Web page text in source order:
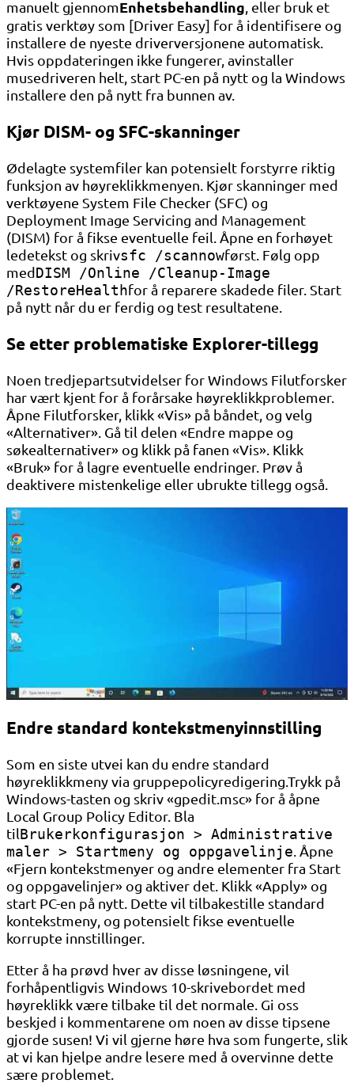
manuelt gjennomEnhetsbehandling , eller bruk et
gratis verktøy som [Driver Easy] for å identifisere og
installere de nyeste driverversjonene automatisk.
Hvis oppdateringen ikke fungerer, avinstaller
musedriveren helt, start PC-en på nytt og la Windows
installere den på nytt fra bunnen av.
Kjør DISM- og SFC-skanninger
Ødelagte systemfiler kan potensielt forstyrre riktig
funksjon av høyreklikkmenyen. Kjør skanninger med
verktøyene System File Checker (SFC) og
Deployment Image Servicing and Management
(DISM) for å fikse eventuelle feil. Åpne en forhøyet
ledetekst og skrivsfc /scannowførst. Følg opp
medDISM /Online /Cleanup-Image
/RestoreHealthfor å reparere skadede filer. Start
på nytt når du er ferdig og test resultatene.
Se etter problematiske Explorer-tillegg
Noen tredjepartsutvidelser for Windows Filutforsker
har vært kjent for å forårsake høyreklikkproblemer.
Åpne Filutforsker, klikk «Vis» på båndet, og velg
«Alternativer». Gå til delen «Endre mappe og
søkealternativer» og klikk på fanen «Vis». Klikk
«Bruk» for å lagre eventuelle endringer. Prøv å
deaktivere mistenkelige eller ubrukte tillegg også.
Endre standard kontekstmenyinnstilling
Som en siste utvei kan du endre standard
høyreklikkmeny via gruppepolicyredigering.Trykk på
Windows-tasten og skriv «gpedit.msc» for å åpne
Local Group Policy Editor. Bla
tilBrukerkonfigurasjon > Administrative
maler > Startmeny og oppgavelinje . Åpne
«Fjern kontekstmenyer og andre elementer fra Start
og oppgavelinjer» og aktiver det. Klikk «Apply» og
start PC-en på nytt. Dette vil tilbakestille standard
kontekstmeny, og potensielt fikse eventuelle
korrupte innstillinger.
Etter å ha prøvd hver av disse løsningene, vil
forhåpentligvis Windows 10-skrivebordet med
høyreklikk være tilbake til det normale. Gi oss
beskjed i kommentarene om noen av disse tipsene
gjorde susen! Vi vil gjerne høre hva som fungerte, slik
at vi kan hjelpe andre lesere med å overvinne dette
sære problemet.